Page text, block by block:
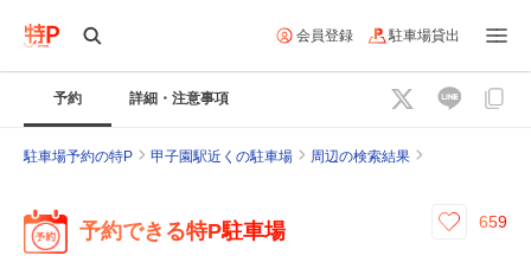
会員登録 駐車場貸出
予約 詳細・注意事項
駐車場予約の特P 甲子園駅近くの駐車場 周辺の検索結果
予約できる特P駐車場 659